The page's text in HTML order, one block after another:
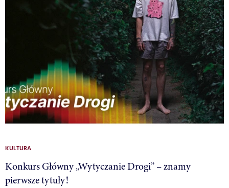
KULTURA
Konkurs Główny „Wytyczanie Drogi” – znamy
pierwsze tytuły!